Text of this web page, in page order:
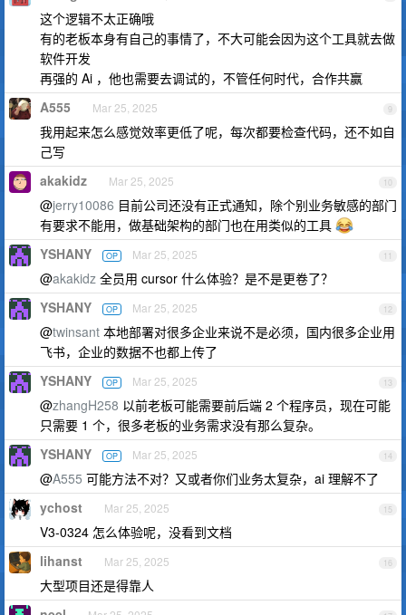
这个逻辑不太正确哦
有的老板本身有自己的事情了，不大可能会因为这个工具就去做
软件开发
再强的 Ai ，他也需要去调试的，不管任何时代，合作共赢
9
A555 Mar 25, 2025
我用起来怎么感觉效率更低了呢，每次都要检查代码，还不如自
己写
10
akakidz Mar 25, 2025
@jerry10086 目前公司还没有正式通知，除个别业务敏感的部门
有要求不能用，做基础架构的部门也在用类似的工具
11
YSHANY OP Mar 25, 2025
@akakidz 全员用 cursor 什么体验？是不是更卷了？
12
YSHANY OP Mar 25, 2025
@twinsant 本地部署对很多企业来说不是必须，国内很多企业用
飞书，企业的数据不也都上传了
13
YSHANY OP Mar 25, 2025
@zhangH258 以前老板可能需要前后端 2 个程序员，现在可能
只需要 1 个，很多老板的业务需求没有那么复杂。
14
YSHANY OP Mar 25, 2025
@A555 可能方法不对？又或者你们业务太复杂，ai 理解不了
15
ychost Mar 25, 2025
V3-0324 怎么体验呢，没看到文档
16
lihanst Mar 25, 2025
大型项目还是得靠人